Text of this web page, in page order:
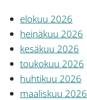
elokuu 2026
heinäkuu 2026
kesäkuu 2026
toukokuu 2026
huhtikuu 2026
maaliskuu 2026